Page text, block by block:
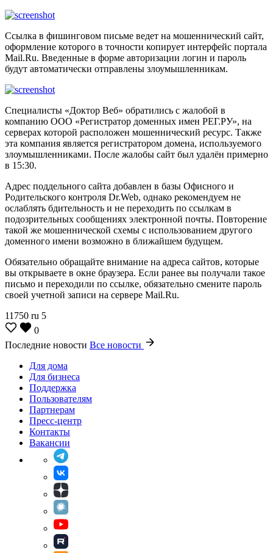
Ссылка в фишинговом письме ведет на мошеннический сайт,
оформление которого в точности копирует интерфейс портала
Mail.Ru. Введенные в форме авторизации логин и пароль
будут автоматически отправлены злоумышленникам.
Специалисты «Доктор Веб» обратились с жалобой в
компанию ООО «Регистратор доменных имен РЕГ.РУ», на
серверах которой расположен мошеннический ресурс. Также
эта компания является регистратором домена, используемого
злоумышленниками. После жалобы сайт был удалён примерно
в 15:30.
Адрес поддельного сайта добавлен в базы Офисного и
Родительского контроля Dr.Web, однако рекомендуем не
ослаблять бдительность и не переходить по ссылкам в
подозрительных сообщениях электронной почты. Повторение
такой же мошеннической схемы с использованием другого
доменного имени возможно в ближайшем будущем.
Обязательно обращайте внимание на адреса сайтов, которые
вы открываете в окне браузера. Если ранее вы получали такое
письмо и переходили по ссылке, обязательно смените пароль
своей учетной записи на сервере Mail.Ru.
11750 ru 5
0
Последние новости Все новости
Для дома
Для бизнеса
Поддержка
Пользователям
Партнерам
Пресс-центр
Контакты
Вакансии